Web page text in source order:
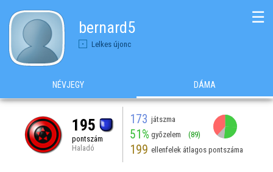
bernard5
Lelkes újonc
☰
NÉVJEGY DÁMA
195
pontszám
Haladó
173 játszma
51% győzelem (89)
199 ellenfelek átlagos pontszáma